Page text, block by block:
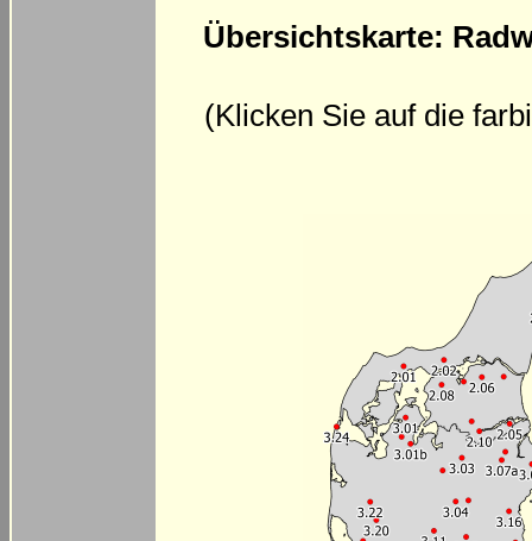
Übersichtskarte:
(Klicken Sie auf die